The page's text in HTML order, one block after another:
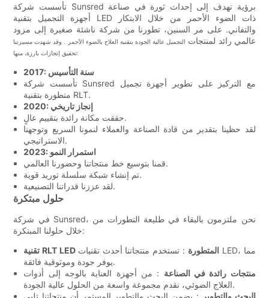
تأسست شركة Sunsred برؤية تهدف إلى إحداث ثورة في صناعة
أجهزة التجميل بتقنية LED ذات الضوء الأحمر من خلال الابتكار
والتفاني. على مر السنين، تطورنا من شركة ناشئة صغيرة إلى مزود
عالمي رائد لمنتجات التجميل عالية الجودة بتقنية العلاج بالضوء الأحمر
. وقد شهدت مسيرتنا
تحقيق إنجازات بارزة، منها:
2017: سنة التأسيس
تأسست شركة Sunsred مع التركيز على تطوير أجهزة تجميل
متطورة بتقنية RLT.
2020: إنجاز تاريخي
حققت مكانة رائدة بتقييم عالٍ.
لقد حظينا بتقدير من قادة الصناعة والعملاء لنمونا السريع وتوجهنا
الاستراتيجي.
2023: استمرار النمو
قمنا بتوسيع خط منتجاتنا وحضورنا العالمي.
تم إنشاء شبكة سلسلة توريد قوية.
لقد عززنا قدراتنا التصنيعية.
حلول مبتكرة
في شركة Sunsred، نحن ملتزمون بالبقاء في طليعة التطورات من
خلال حلولنا المبتكرة:
تقنية RLT LED المتطورة : تستخدم منتجاتنا أحدث تقنيات LED، مما
يوفر جودة وموثوقية فائقة.
منتجات رائدة في الصناعة : من أجهزة العناية بالوجه إلى أدوات
العلاج الضوئي، نقدم مجموعة واسعة من الحلول عالية الجودة.
البحث والتطوير
: يضمن البحث والتطوير المستمر أن منتجاتنا تلبي